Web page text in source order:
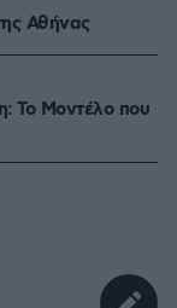
Αθήνας
Το Mοντέλο που